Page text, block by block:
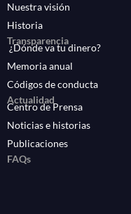
Nuestra visión
Historia
Transparencia
¿Dónde va tu dinero?
Memoria anual
Códigos de conducta
Actualidad
Centro de Prensa
Noticias e historias
Publicaciones
FAQs